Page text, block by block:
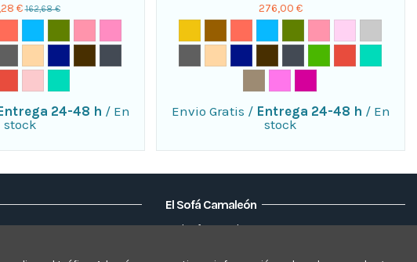
€ 162,68 €
24-48 h / En
stock
276,00 €
Envio Gratis / Entrega 24-48 h / En
stock
El Sofá Camaleón
Elsofacamaleon